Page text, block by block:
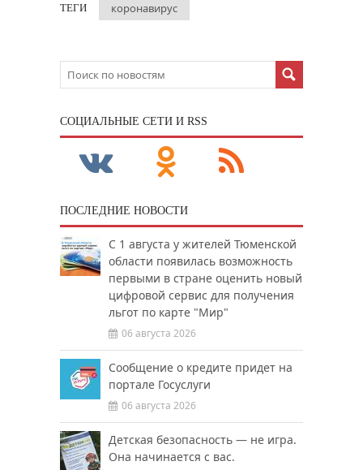
ТЕГИ коронавирус
CОЦИАЛЬНЫЕ СЕТИ И RSS
ПОСЛЕДНИЕ НОВОСТИ
С 1 августа у жителей Тюменской
области появилась возможность
первыми в стране оценить новый
цифровой сервис для получения
льгот по карте "Мир"
06 августа 2026
Сообщение о кредите придет на
портале Госуслуги
06 августа 2026
Детская безопасность — не игра.
Она начинается с вас.